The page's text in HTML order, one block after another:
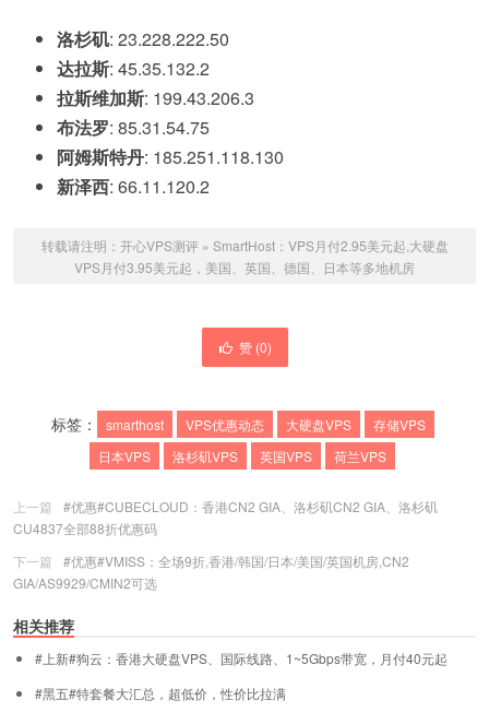
洛杉矶: 23.228.222.50
达拉斯: 45.35.132.2
拉斯维加斯: 199.43.206.3
布法罗: 85.31.54.75
阿姆斯特丹: 185.251.118.130
新泽西: 66.11.120.2
转载请注明： 开心VPS测评» SmartHost：VPS月付2.95美元起,大硬盘
VPS月付3.95美元起，美国、英国、德国、日本等多地机房
赞 (0)
标签： smarthost VPS优惠动态 大硬盘VPS
存储VPS
日本VPS
洛杉矶VPS 英国VPS 荷兰VPS
上一篇
#优惠#CUBECLOUD：香港CN2 GIA、洛杉矶CN2 GIA、洛杉矶
CU4837全部88折优惠码
下一篇
#优惠#VMISS：全场9折,香港/韩国/日本/美国/英国机房,CN2
GIA/AS9929/CMIN2可选
相关推荐
#上新#狗云：香港大硬盘VPS、国际线路、1~5Gbps带宽，月付40元起
#黑五#特套餐大汇总，超低价，性价比拉满